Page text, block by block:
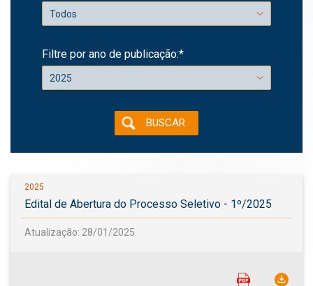
Filtre por ano de publicação:*
BUSCAR
2025
Edital de Abertura do Processo Seletivo - 1º/2025
Atualização: 28/01/2025